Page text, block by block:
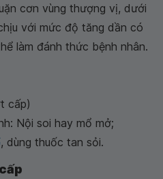
cơn vùng thượng vị, dưới
với mức độ tăng dần có
làm đánh thức bệnh nhân.
cấp)
Nội soi hay mổ mở;
, dùng thuốc tan sỏi.